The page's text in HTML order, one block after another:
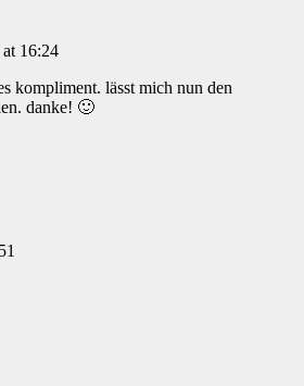
16:24
kompliment. lässt mich nun den
danke! 🙂